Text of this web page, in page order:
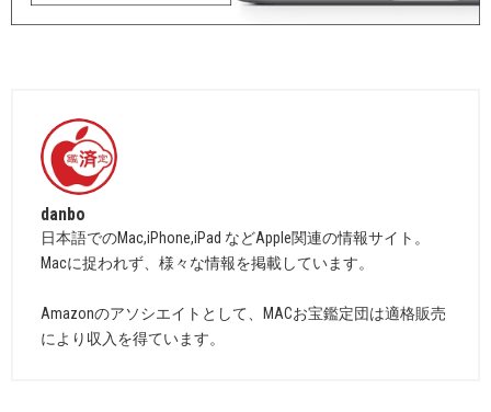
danbo
日本語でのMac,iPhone,iPad などApple関連の情報サイト。
Macに捉われず、様々な情報を掲載しています。
Amazonのアソシエイトとして、MACお宝鑑定団は適格販売
により収入を得ています。